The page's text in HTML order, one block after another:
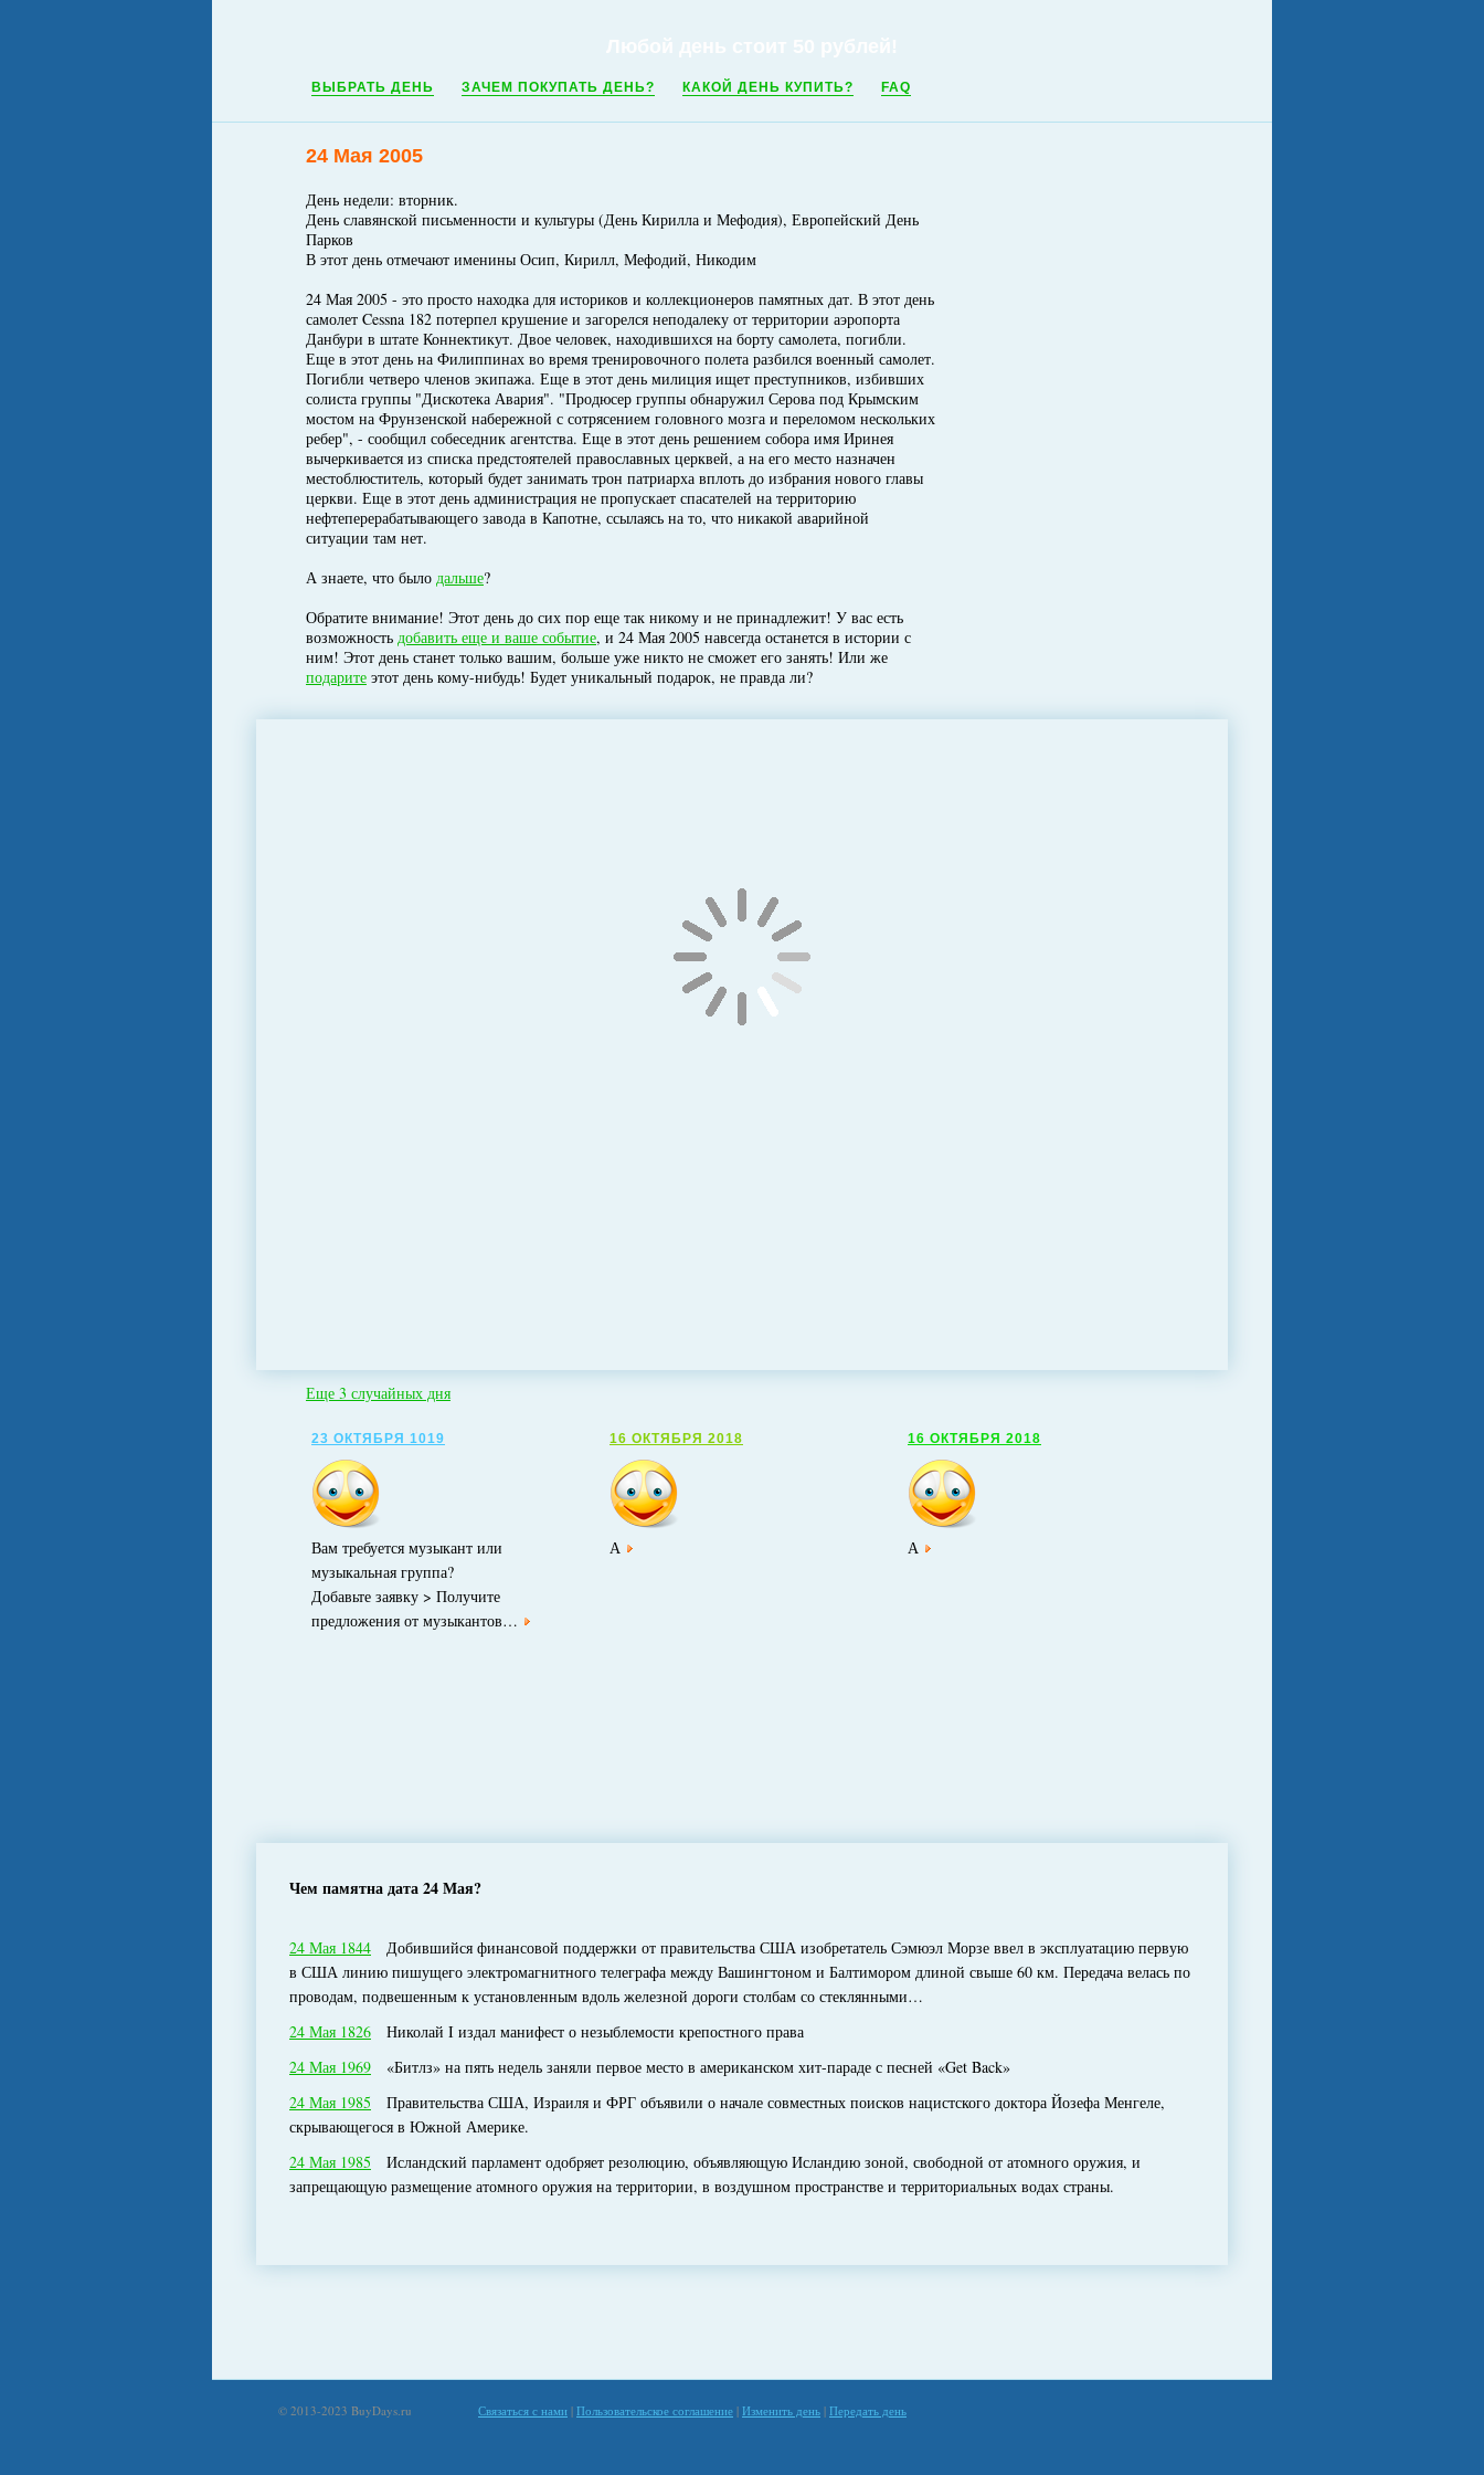
ВЫБРАТЬ ДЕНЬ ЗАЧЕМ ПОКУПАТЬ ДЕНЬ? КАКОЙ ДЕНЬ КУПИТЬ? FAQ
24 Мая 2005
День недели: вторник.
День славянской письменности и культуры (День Кирилла и Мефодия), Европейский День
Парков
В этот день отмечают именины Осип, Кирилл, Мефодий, Никодим
24 Мая 2005 - это просто находка для историков и коллекционеров памятных дат. В этот день
самолет Cessna 182 потерпел крушение и загорелся неподалеку от территории аэропорта
Данбури в штате Коннектикут. Двое человек, находившихся на борту самолета, погибли.
Еще в этот день на Филиппинах во время тренировочного полета разбился военный самолет.
Погибли четверо членов экипажа. Еще в этот день милиция ищет преступников, избивших
солиста группы "Дискотека Авария". "Продюсер группы обнаружил Серова под Крымским
мостом на Фрунзенской набережной с сотрясением головного мозга и переломом нескольких
ребер", - сообщил собеседник агентства. Еще в этот день решением собора имя Иринея
вычеркивается из списка предстоятелей православных церквей, а на его место назначен
местоблюститель, который будет занимать трон патриарха вплоть до избрания нового главы
церкви. Еще в этот день администрация не пропускает спасателей на территорию
нефтеперерабатывающего завода в Капотне, ссылаясь на то, что никакой аварийной
ситуации там нет.
А знаете, что было дальше?
Обратите внимание! Этот день до сих пор еще так никому и не принадлежит! У вас есть
возможность добавить еще и ваше событие, и 24 Мая 2005 навсегда останется в истории с
ним! Этот день станет только вашим, больше уже никто не сможет его занять! Или же
подарите этот день кому-нибудь! Будет уникальный подарок, не правда ли?
Еще 3 случайных дня
23 ОКТЯБРЯ 1019
Вам требуется музыкант или
музыкальная группа?
Добавьте заявку > Получите
предложения от музыкантов…
16 ОКТЯБРЯ 2018
А
16 ОКТЯБРЯ 2018
А
Чем памятна дата 24 Мая?
24 Мая 1844 Добившийся финансовой поддержки от правительства США изобретатель Сэмюэл Морзе ввел в эксплуатацию первую
в США линию пишущего электромагнитного телеграфа между Вашингтоном и Балтимором длиной свыше 60 км. Передача велась по
проводам, подвешенным к установленным вдоль железной дороги столбам со стеклянными…
24 Мая 1826 Николай I издал манифест о незыблемости крепостного права
24 Мая 1969 «Битлз» на пять недель заняли первое место в американском хит-параде с песней «Get Back»
24 Мая 1985 Правительства США, Израиля и ФРГ объявили о начале совместных поисков нацистского доктора Йозефа Менгеле,
скрывающегося в Южной Америке.
24 Мая 1985 Исландский парламент одобряет резолюцию, объявляющую Исландию зоной, свободной от атомного оружия, и
запрещающую размещение атомного оружия на территории, в воздушном пространстве и территориальных водах страны.
© 2013-2023 BuyDays.ru Связаться с нами | Пользовательское соглашение | Изменить день | Передать день